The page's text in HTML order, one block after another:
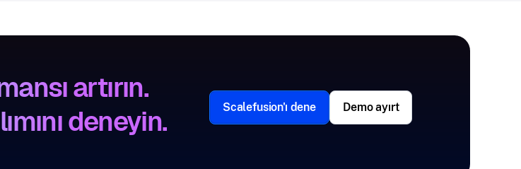
artırın.
deneyin.
Scalefusion'ı dene Demo ayırt